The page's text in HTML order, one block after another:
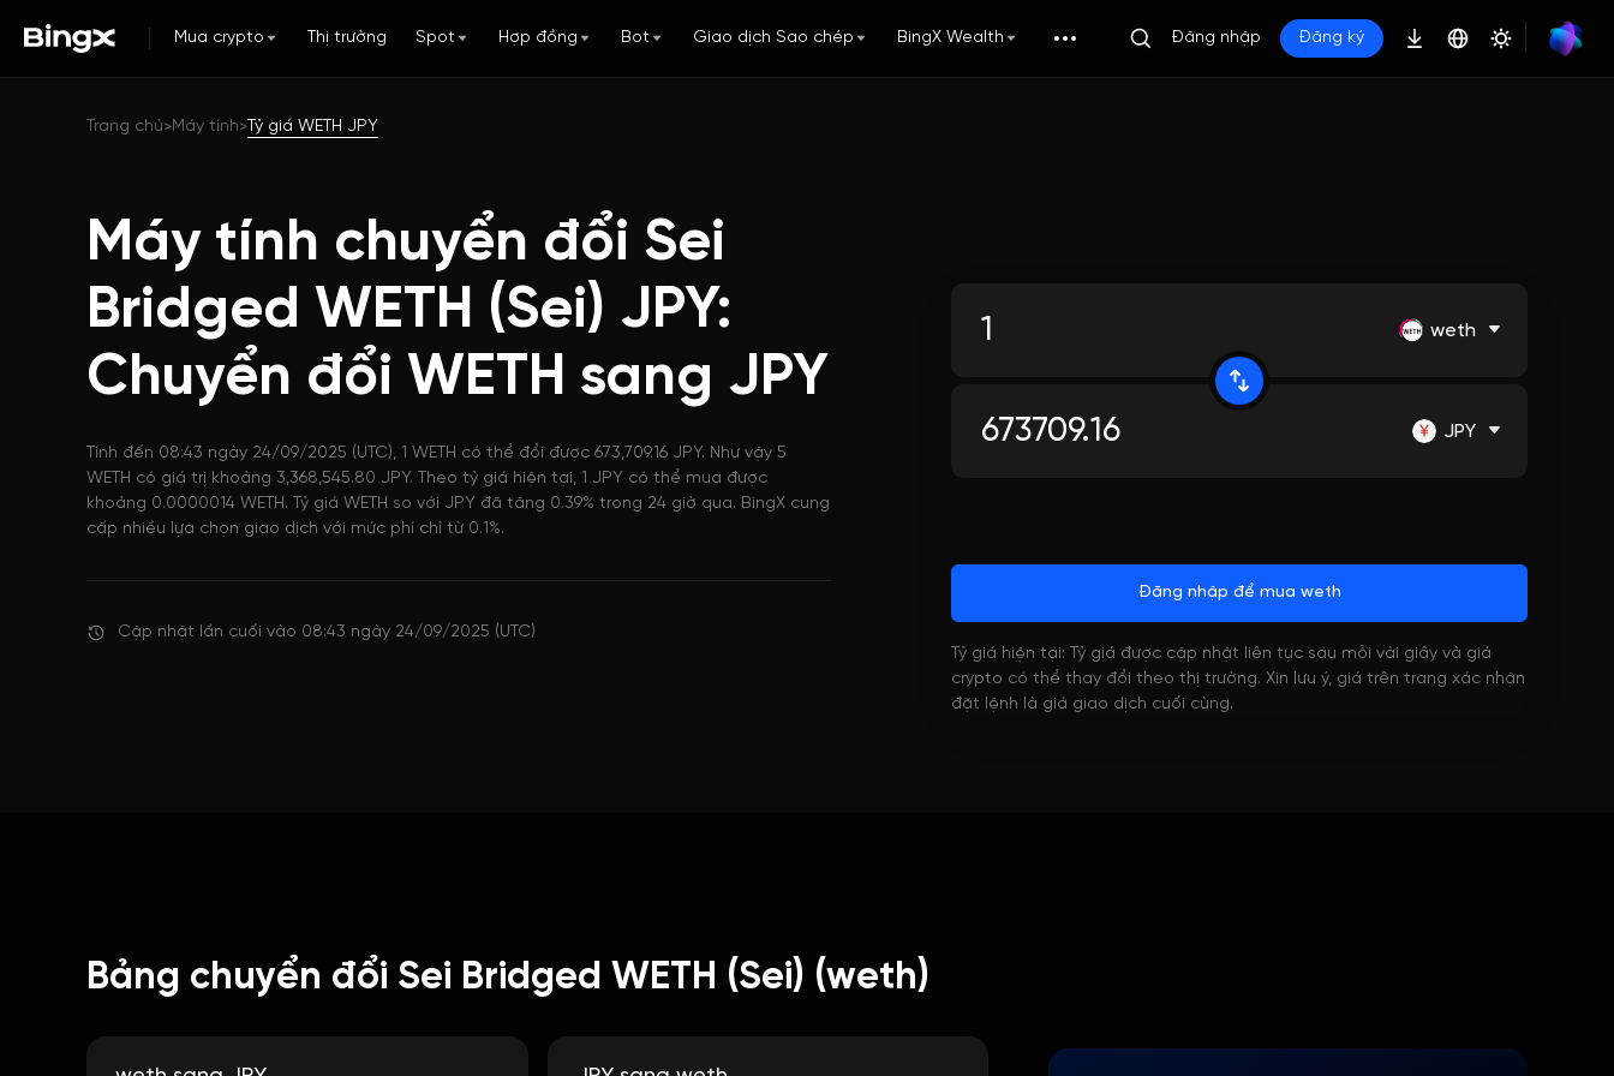
Mua crypto Thị trường Spot Hợp đồng Bot Giao dịch Sao chép BingX Wealth Đăng nhập Đăng ký
Trang chủ>Máy tính> Tỷ giá WETH JPY
Máy tính chuyển đổi Sei
Bridged WETH (Sei) JPY:
Chuyển đổi WETH sang JPY
Tính đến 08:43 ngày 24/09/2025 (UTC), 1 WETH có thể đổi được 673,709.16 JPY. Như vậy 5
WETH có giá trị khoảng 3,368,545.80 JPY. Theo tỷ giá hiện tại, 1 JPY có thể mua được
khoảng 0.0000014 WETH. Tỷ giá WETH so với JPY đã tăng 0.39% trong 24 giờ qua. BingX cung
cấp nhiều lựa chọn giao dịch với mức phí chỉ từ 0.1%.
Cập nhật lần cuối vào 08:43 ngày 24/09/2025 (UTC)
weth
JPY
Đăng nhập để mua weth
Tỷ giá hiện tại: Tỷ giá được cập nhật liên tục sau mỗi vài giây và giá
crypto có thể thay đổi theo thị trường. Xin lưu ý, giá trên trang xác nhận
đặt lệnh là giá giao dịch cuối cùng.
Bảng chuyển đổi Sei Bridged WETH (Sei) (weth)